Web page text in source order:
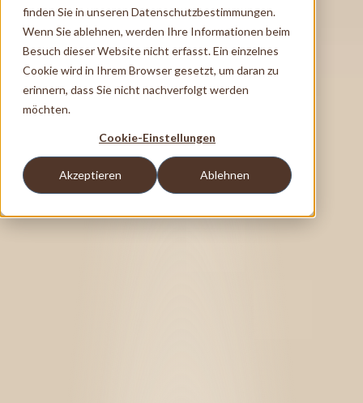
finden Sie in unseren Datenschutzbestimmungen.
Wenn Sie ablehnen, werden Ihre Informationen beim
Besuch dieser Website nicht erfasst. Ein einzelnes
Cookie wird in Ihrem Browser gesetzt, um daran zu
erinnern, dass Sie nicht nachverfolgt werden
möchten.
Cookie-Einstellungen
Akzeptieren Ablehnen